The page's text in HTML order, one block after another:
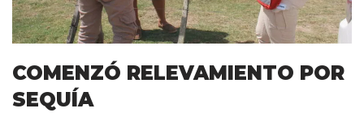
COMENZÓ RELEVAMIENTO POR
SEQUÍA